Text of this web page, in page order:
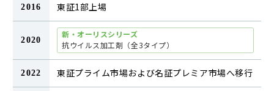
2016 東証1部上場
2020
新・オーリスシリーズ
抗ウイルス加工剤（全3タイプ）
2022 東証プライム市場および名証プレミア市場へ移行